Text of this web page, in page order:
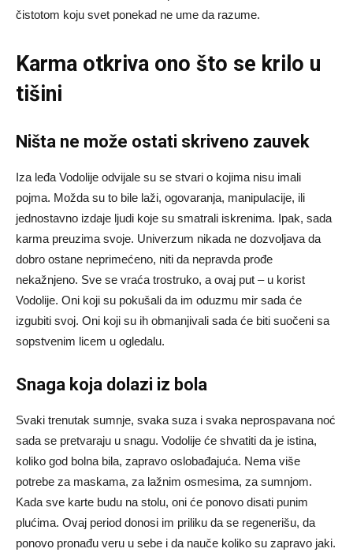
čistotom koju svet ponekad ne ume da razume.
Karma otkriva ono što se krilo u
tišini
Ništa ne može ostati skriveno zauvek
Iza leđa Vodolije odvijale su se stvari o kojima nisu imali
pojma. Možda su to bile laži, ogovaranja, manipulacije, ili
jednostavno izdaje ljudi koje su smatrali iskrenima. Ipak, sada
karma preuzima svoje. Univerzum nikada ne dozvoljava da
dobro ostane neprimećeno, niti da nepravda prođe
nekažnjeno. Sve se vraća trostruko, a ovaj put – u korist
Vodolije. Oni koji su pokušali da im oduzmu mir sada će
izgubiti svoj. Oni koji su ih obmanjivali sada će biti suočeni sa
sopstvenim licem u ogledalu.
Snaga koja dolazi iz bola
Svaki trenutak sumnje, svaka suza i svaka neprospavana noć
sada se pretvaraju u snagu. Vodolije će shvatiti da je istina,
koliko god bolna bila, zapravo oslobađajuća. Nema više
potrebe za maskama, za lažnim osmesima, za sumnjom.
Kada sve karte budu na stolu, oni će ponovo disati punim
plućima. Ovaj period donosi im priliku da se regenerišu, da
ponovo pronađu veru u sebe i da nauče koliko su zapravo jaki.